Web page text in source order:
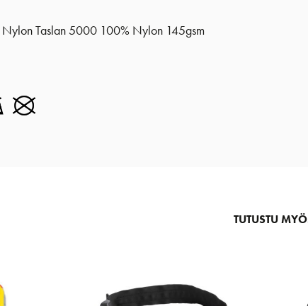
Taslan 5000 100% Nylon 145gsm
TUTUSTU